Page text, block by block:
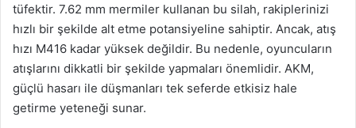
tüfektir. 7.62 mm mermiler kullanan bu silah, rakiplerinizi
hızlı bir şekilde alt etme potansiyeline sahiptir. Ancak, atış
hızı M416 kadar yüksek değildir. Bu nedenle, oyuncuların
atışlarını dikkatli bir şekilde yapmaları önemlidir. AKM,
güçlü hasarı ile düşmanları tek seferde etkisiz hale
getirme yeteneği sunar.